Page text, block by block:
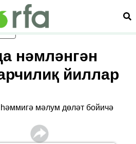
нәмләнгән
йиллар
мәлум дөләт бойичә